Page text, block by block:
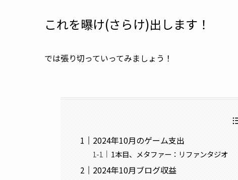
これを曝け(さらけ)出します！
では張り切っていってみましょう！
2024年10月のゲーム支出
1本目、メタファー：リファンタジオ
2024年10月ブログ収益